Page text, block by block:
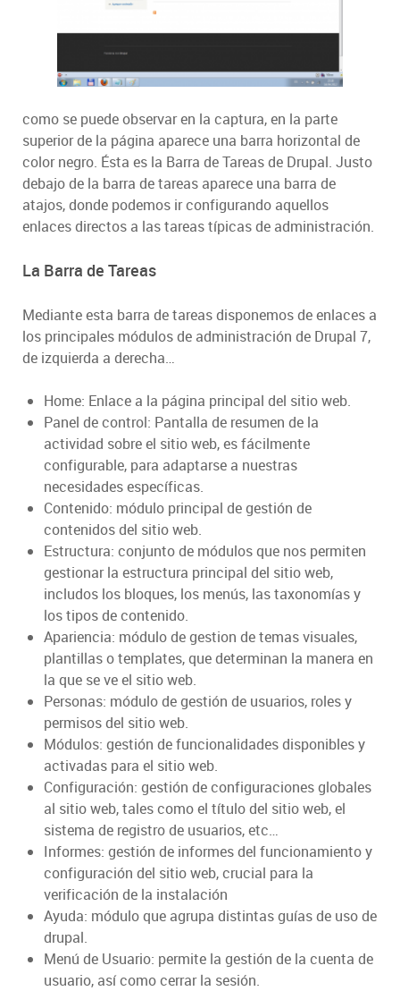
como se puede observar en la captura, en la parte
superior de la página aparece una barra horizontal de
color negro. Ésta es la Barra de Tareas de Drupal. Justo
debajo de la barra de tareas aparece una barra de
atajos, donde podemos ir configurando aquellos
enlaces directos a las tareas típicas de administración.
La Barra de Tareas
Mediante esta barra de tareas disponemos de enlaces a
los principales módulos de administración de Drupal 7,
de izquierda a derecha…
Home: Enlace a la página principal del sitio web.
Panel de control: Pantalla de resumen de la
actividad sobre el sitio web, es fácilmente
configurable, para adaptarse a nuestras
necesidades específicas.
Contenido: módulo principal de gestión de
contenidos del sitio web.
Estructura: conjunto de módulos que nos permiten
gestionar la estructura principal del sitio web,
includos los bloques, los menús, las taxonomías y
los tipos de contenido.
Apariencia: módulo de gestion de temas visuales,
plantillas o templates, que determinan la manera en
la que se ve el sitio web.
Personas: módulo de gestión de usuarios, roles y
permisos del sitio web.
Módulos: gestión de funcionalidades disponibles y
activadas para el sitio web.
Configuración: gestión de configuraciones globales
al sitio web, tales como el título del sitio web, el
sistema de registro de usuarios, etc…
Informes: gestión de informes del funcionamiento y
configuración del sitio web, crucial para la
verificación de la instalación
Ayuda: módulo que agrupa distintas guías de uso de
drupal.
Menú de Usuario: permite la gestión de la cuenta de
usuario, así como cerrar la sesión.